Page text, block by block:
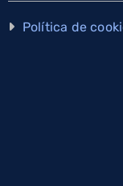
Política de
Cine y series,